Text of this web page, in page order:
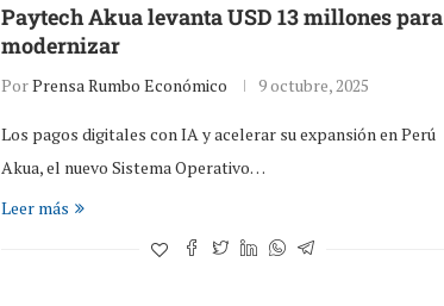
Paytech Akua levanta USD 13 millones para
modernizar
PorPrensa Rumbo Económico 9 octubre, 2025
Los pagos digitales con IA y acelerar su expansión en Perú
Akua, el nuevo Sistema Operativo…
Leer más